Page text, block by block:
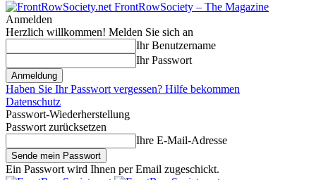
FrontRowSociety – The Magazine
Anmelden
Herzlich willkommen! Melden Sie sich an
Ihr Benutzername
Ihr Passwort
Haben Sie Ihr Passwort vergessen? Hilfe bekommen
Datenschutz
Passwort-Wiederherstellung
Passwort zurücksetzen
Ihre E-Mail-Adresse
Ein Passwort wird Ihnen per Email zugeschickt.